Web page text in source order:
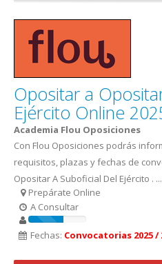
Opositar a
Ejército Online
Academia Flou Oposiciones
Con Flou Oposiciones podrás
requisitos, plazas y fechas de
Opositar A Suboficial Del Ejército . ...
Prepárate Online
A Consultar
Fechas: Convocatorias 2025 /